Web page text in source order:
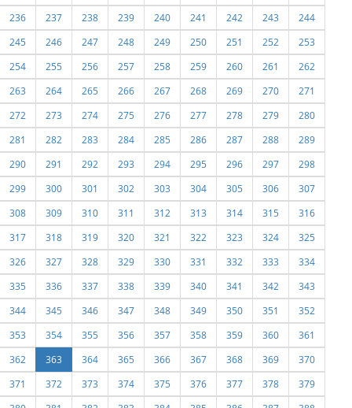
236
237 238 239 240 241 242 243
244
245
246 247 248 249 250 251 252
253
254
255 256 257 258 259 260 261
262
263
264 265 266 267 268 269 270
271
272
273 274 275 276 277 278 279
280
281
282 283 284 285 286 287 288
289
290
291 292 293 294 295 296 297
298
299
300 301 302 303 304 305 306
307
308
309 310 311 312 313 314 315
316
317
318 319 320 321 322 323 324
325
326
327 328 329 330 331 332 333
334
335
336 337 338 339 340 341 342
343
344
345 346 347 348 349 350 351
352
353
354 355 356 357 358 359 360
361
362
363 364 365 366 367 368 369
370
371
372 373 374 375 376 377 378
379